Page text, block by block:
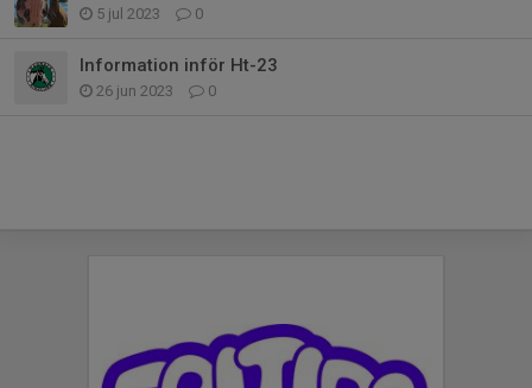
5 jul 2023 0
Information inför Ht-23
26 jun 2023 0